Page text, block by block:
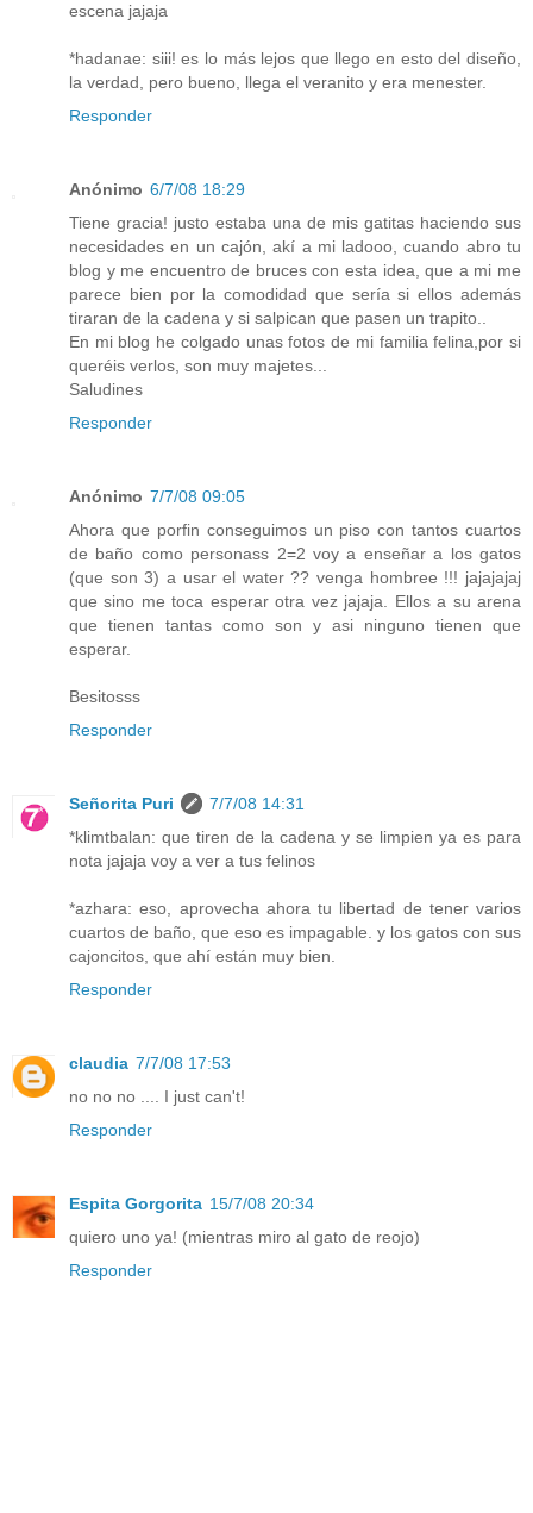
escena jajaja
*hadanae: siii! es lo más lejos que llego en esto del diseño,
la verdad, pero bueno, llega el veranito y era menester.
Responder
Anónimo 6/7/08 18:29
Tiene gracia! justo estaba una de mis gatitas haciendo sus
necesidades en un cajón, akí a mi ladooo, cuando abro tu
blog y me encuentro de bruces con esta idea, que a mi me
parece bien por la comodidad que sería si ellos además
tiraran de la cadena y si salpican que pasen un trapito..
En mi blog he colgado unas fotos de mi familia felina,por si
queréis verlos, son muy majetes...
Saludines
Responder
Anónimo 7/7/08 09:05
Ahora que porfin conseguimos un piso con tantos cuartos
de baño como personass 2=2 voy a enseñar a los gatos
(que son 3) a usar el water ?? venga hombree !!! jajajajaj
que sino me toca esperar otra vez jajaja. Ellos a su arena
que tienen tantas como son y asi ninguno tienen que
esperar.
Besitosss
Responder
Señorita Puri
7/7/08 14:31
*klimtbalan: que tiren de la cadena y se limpien ya es para
nota jajaja voy a ver a tus felinos
*azhara: eso, aprovecha ahora tu libertad de tener varios
cuartos de baño, que eso es impagable. y los gatos con sus
cajoncitos, que ahí están muy bien.
Responder
claudia 7/7/08 17:53
no no no .... I just can't!
Responder
Espita Gorgorita 15/7/08 20:34
quiero uno ya! (mientras miro al gato de reojo)
Responder